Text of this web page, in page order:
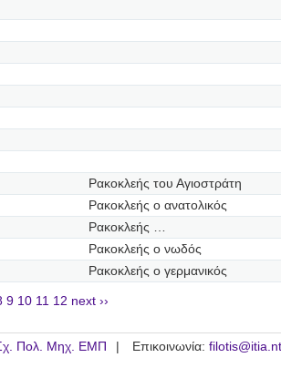
Ρακοκλεής του Αγιοστράτη
Ρακοκλεής ο ανατολικός
Ρακοκλεής …
Ρακοκλεής ο νωδός
Ρακοκλεής ο γερμανικός
9 10 11 12 next ››
Πολ. Μηχ. ΕΜΠ Επικοινωνία: